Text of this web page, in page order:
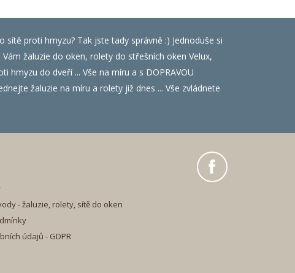
proti hmyzu? Tak jste tady správně :) Jednoduše si
žaluzie do oken, rolety do střešních oken Velux,
hmyzu do dveří ... Vše na míru a s DOPRAVOU
žaluzie na míru a rolety již dnes ... Vše zvládnete
- žaluzie, rolety, sítě do oken
údajů - GDPR